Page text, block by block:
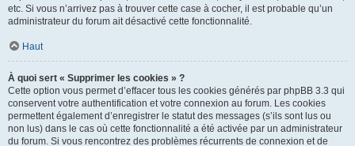
etc. Si vous n’arrivez pas à trouver cette case à cocher, il est probable qu’un
administrateur du forum ait désactivé cette fonctionnalité.
Haut
À quoi sert « Supprimer les cookies » ?
Cette option vous permet d’effacer tous les cookies générés par phpBB 3.3 qui
conservent votre authentification et votre connexion au forum. Les cookies
permettent également d’enregistrer le statut des messages (s’ils sont lus ou
non lus) dans le cas où cette fonctionnalité a été activée par un administrateur
du forum. Si vous rencontrez des problèmes récurrents de connexion et de